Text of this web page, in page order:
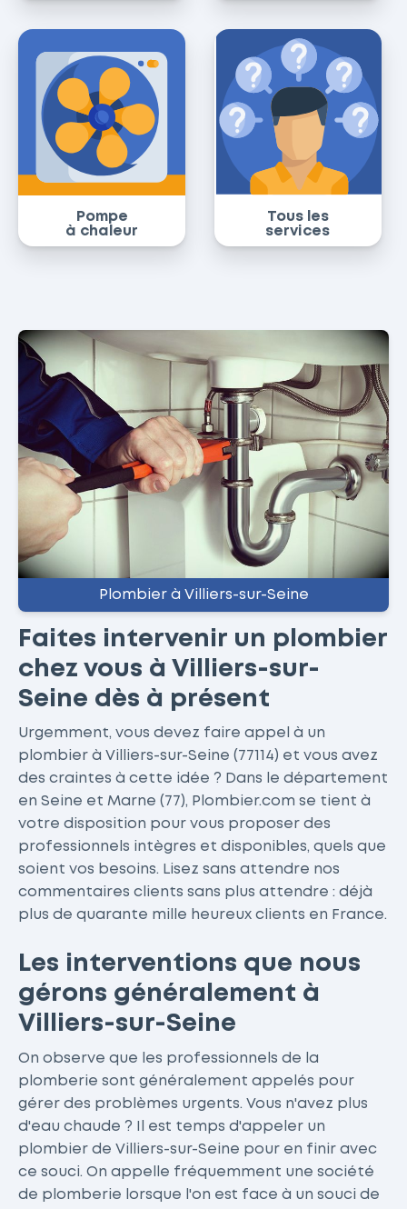
Pompe
à chaleur
Tous les
services
Plombier à Villiers-sur-Seine
Faites intervenir un plombier
chez vous à Villiers-sur-
Seine dès à présent
Urgemment, vous devez faire appel à un
plombier à Villiers-sur-Seine (77114) et vous avez
des craintes à cette idée ? Dans le département
en Seine et Marne (77), Plombier.com se tient à
votre disposition pour vous proposer des
professionnels intègres et disponibles, quels que
soient vos besoins. Lisez sans attendre nos
commentaires clients sans plus attendre : déjà
plus de quarante mille heureux clients en France.
Les interventions que nous
gérons généralement à
Villiers-sur-Seine
On observe que les professionnels de la
plomberie sont généralement appelés pour
gérer des problèmes urgents. Vous n'avez plus
d'eau chaude ? Il est temps d'appeler un
plombier de Villiers-sur-Seine pour en finir avec
ce souci. On appelle fréquemment une société
de plomberie lorsque l'on est face à un souci de